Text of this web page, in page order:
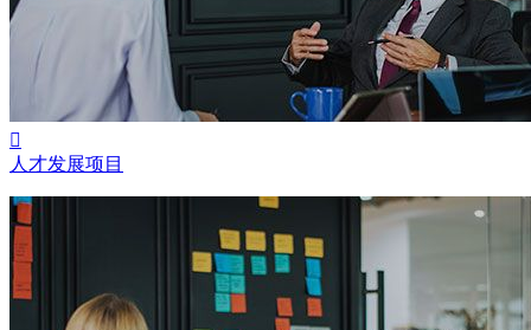

人才发展项目